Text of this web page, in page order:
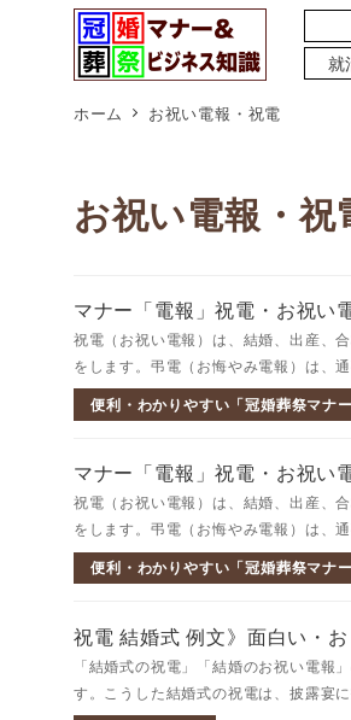
就
ホーム お祝い電報・祝電
お祝い電報・祝
マナー「電報」祝電・お祝い
祝電（お祝い電報）は、結婚、出産、
をします。弔電（お悔やみ電報）は、
便利・わかりやすい「冠婚葬祭マナー
マナー「電報」祝電・お祝い
祝電（お祝い電報）は、結婚、出産、
をします。弔電（お悔やみ電報）は、
便利・わかりやすい「冠婚葬祭マナー
祝電 結婚式 例文》面白い・
「結婚式の祝電」「結婚のお祝い電報
す。こうした結婚式の祝電は、披露宴